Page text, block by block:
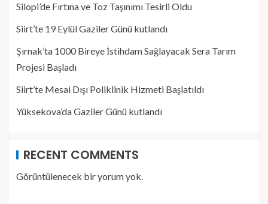
Silopi’de Fırtına ve Toz Taşınımı Tesirli Oldu
Siirt’te 19 Eylül Gaziler Günü kutlandı
Şırnak’ta 1000 Bireye İstihdam Sağlayacak Sera Tarım
Projesi Başladı
Siirt’te Mesai Dışı Poliklinik Hizmeti Başlatıldı
Yüksekova’da Gaziler Günü kutlandı
RECENT COMMENTS
Görüntülenecek bir yorum yok.